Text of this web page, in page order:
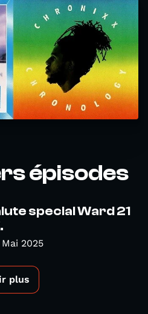
épisodes
special Ward 21
2025
plus